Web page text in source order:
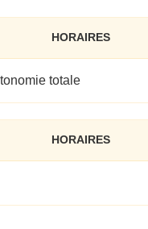
HORAIRES
totale
HORAIRES